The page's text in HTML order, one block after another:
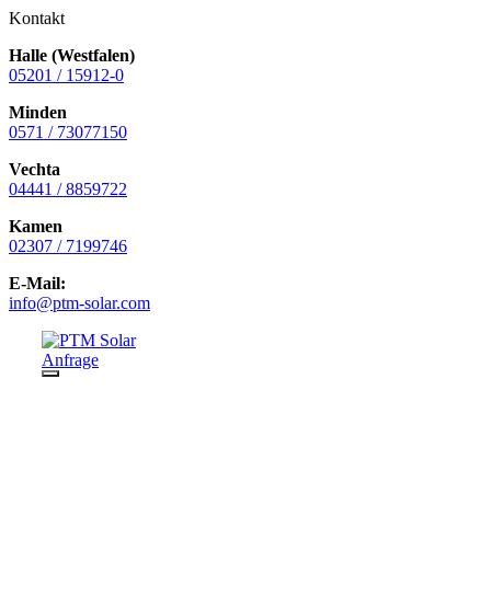
Kontakt
Halle (Westfalen)
05201 / 15912-0
Minden
0571 / 73077150
Vechta
04441 / 8859722
Kamen
02307 / 7199746
E-Mail:
info@ptm-solar.com
Inhalt
springen
Anfrage
Menü